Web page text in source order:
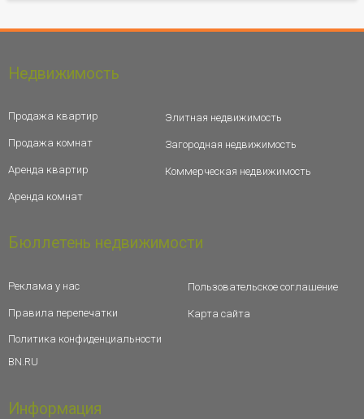
Недвижимость
Продажа квартир
Продажа комнат
Аренда квартир
Аренда комнат
Элитная недвижимость
Загородная недвижимость
Коммерческая недвижимость
Бюллетень недвижимости
Реклама у нас
Правила перепечатки
Политика конфиденциальности
BN.RU
Пользовательское соглашение
Карта сайта
Информация